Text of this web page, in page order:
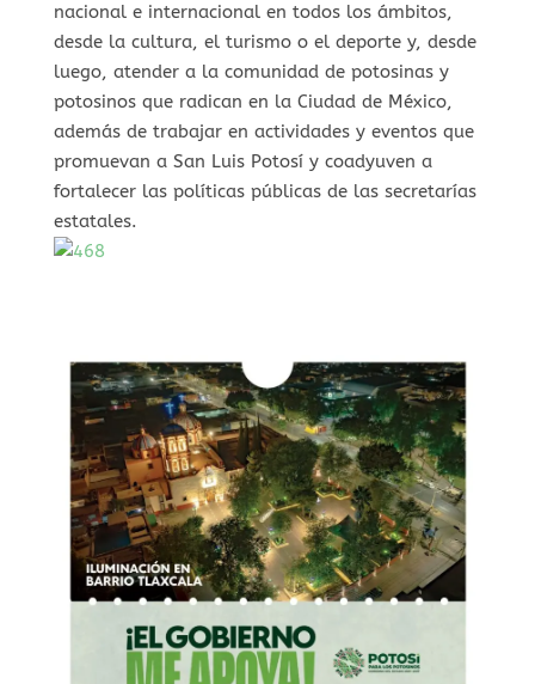
nacional e internacional en todos los ámbitos,
desde la cultura, el turismo o el deporte y, desde
luego, atender a la comunidad de potosinas y
potosinos que radican en la Ciudad de México,
además de trabajar en actividades y eventos que
promuevan a San Luis Potosí y coadyuven a
fortalecer las políticas públicas de las secretarías
estatales.